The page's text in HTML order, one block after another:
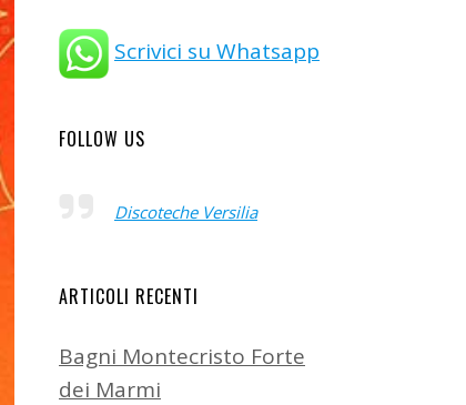
Scrivici su Whatsapp
FOLLOW US
Discoteche Versilia
ARTICOLI RECENTI
Bagni Montecristo Forte
dei Marmi